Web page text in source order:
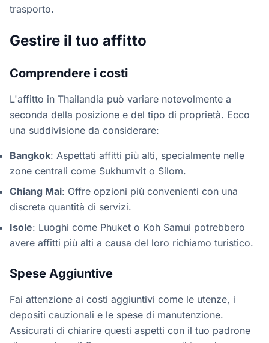
trasporto.
Gestire il tuo affitto
Comprendere i costi
L'affitto in Thailandia può variare notevolmente a
seconda della posizione e del tipo di proprietà. Ecco
una suddivisione da considerare:
Bangkok: Aspettati affitti più alti, specialmente nelle
zone centrali come Sukhumvit o Silom.
Chiang Mai: Offre opzioni più convenienti con una
discreta quantità di servizi.
Isole: Luoghi come Phuket o Koh Samui potrebbero
avere affitti più alti a causa del loro richiamo turistico.
Spese Aggiuntive
Fai attenzione ai costi aggiuntivi come le utenze, i
depositi cauzionali e le spese di manutenzione.
Assicurati di chiarire questi aspetti con il tuo padrone